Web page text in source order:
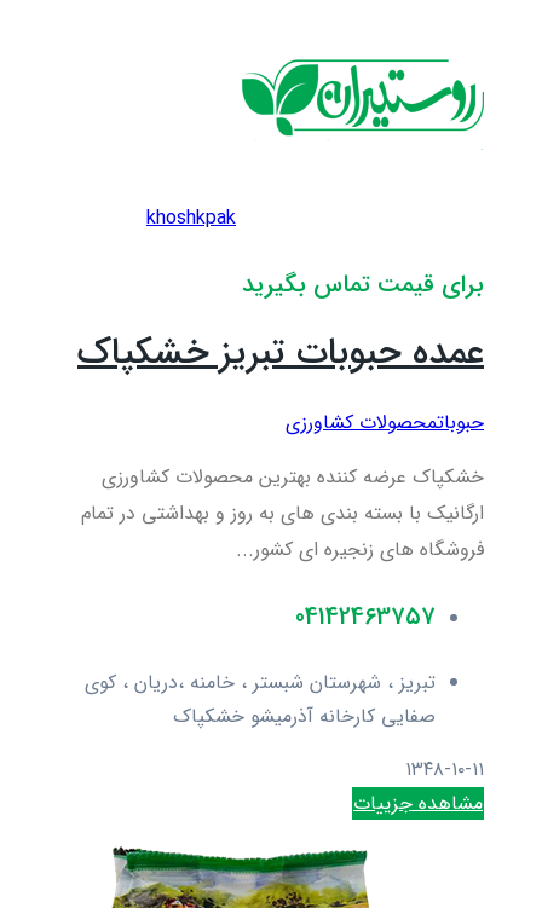
khoshkpak
برای قیمت تماس بگیرید
عمده حبوبات تبریز خشکپاک
حبوباتمحصولات کشاورزی
خشکپاک عرضه کننده بهترین محصولات کشاورزی
ارگانیک با بسته بندی های به روز و بهداشتی در تمام
فروشگاه های زنجیره ای کشور...
04142463757
تبریز ، شهرستان شبستر ، خامنه ،دریان ، کوی
صفایی کارخانه آذرمیشو خشکپاک
۱۳۴۸-۱۰-۱۱
مشاهده جزییات